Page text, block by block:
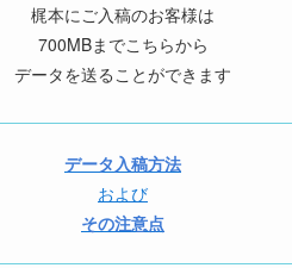
梶本にご入稿のお客様は
700MBまでこちらから
データを送ることができます
データ入稿方法
および
その注意点